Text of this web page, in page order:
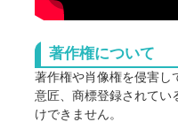
の特性上発生する場合が
させていただいておりま
あらかじめご了承のうえ
いたします。
著作権について
著作権や肖像権を侵害し
意匠、商標登録されてい
けできません。